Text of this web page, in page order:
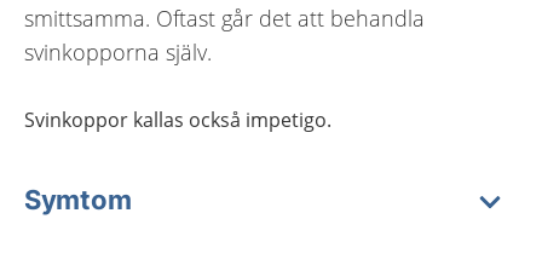
smittsamma. Oftast går det att behandla
svinkopporna själv.
Svinkoppor kallas också impetigo.
Symtom